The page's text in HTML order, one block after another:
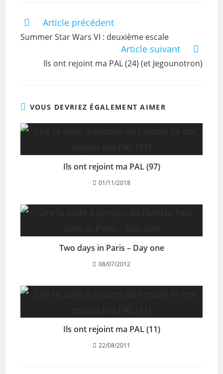
Article précédent
Summer Star Wars VI : deuxième escale
Article suivant
Ils ont rejoint ma PAL (24) (et Jegounotron)
VOUS DEVRIEZ ÉGALEMENT AIMER
Ils ont rejoint ma PAL (97)
01/11/2018
Two days in Paris – Day one
08/07/2012
Ils ont rejoint ma PAL (11)
22/08/2011